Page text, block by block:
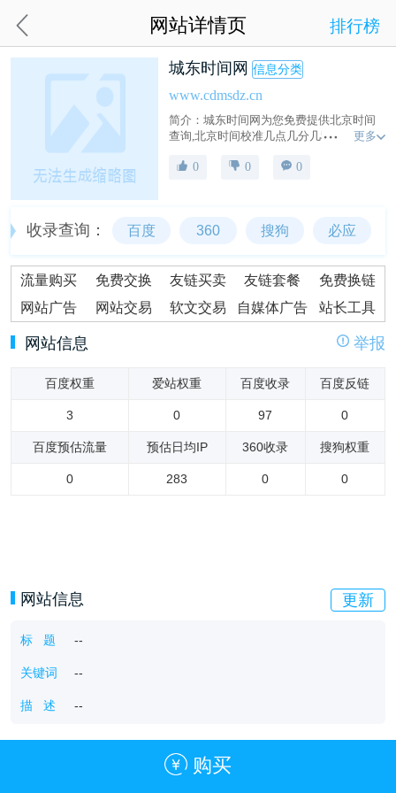
网站详情页 排行榜
城东时间网 信息分类
www.cdmsdz.cn
简介：城东时间网为您免费提供北京时间
查询,北京时间校准几点几分几秒,北京时间
界各地主要城市时间查询、时区查询、与
更多
0 0 0
收录查询： 百度 360 搜狗 必应
流量购买 免费交换 友链买卖 友链套餐
免费换链
网站广告
网站交易 软文交易 自媒体广告 站长工具
网站信息 举报
百度权重 爱站权重 百度收录 百度反链
3 0 97 0
百度预估流量 预估日均IP 360收录 搜狗权重
0 283 0 0
网站信息 更新
标 题 --
关键词 --
描 述 --
购买